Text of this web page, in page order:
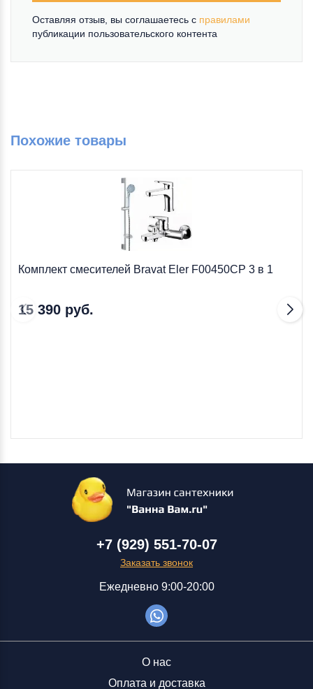
Оставляя отзыв, вы соглашаетесь c правилами
публикации пользовательского контента
Похожие товары
Комплект смесителей Bravat Eler F00450CP 3 в 1
15 390 руб.
+7 (929) 551-70-07
Заказать звонок
Ежедневно 9:00-20:00
О нас
Оплата и доставка